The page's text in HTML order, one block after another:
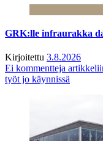
GRK:lle infraurakka
Kirjoitettu 3.8.2026
Ei kommentteja
työt jo käynnissä